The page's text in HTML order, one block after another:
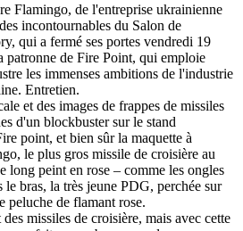
Flamingo, de l'entreprise ukrainienne
incontournables du Salon de
qui a fermé ses portes vendredi 19
patronne de Fire Point, qui emploie
les immenses ambitions de l'industrie
Entretien.
et des images de frappes de missiles
d'un blockbuster sur le stand
point, et bien sûr la maquette à
le plus gros missile de croisière au
long peint en rose – comme les ongles
bras, la très jeune PDG, perchée sur
peluche de flamant rose.
missiles de croisière, mais avec cette